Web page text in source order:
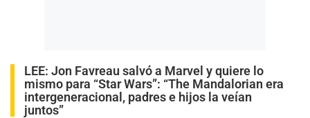
LEE: Jon Favreau salvó a Marvel y quiere lo
mismo para “Star Wars”: “The Mandalorian era
intergeneracional, padres e hijos la veían
juntos”